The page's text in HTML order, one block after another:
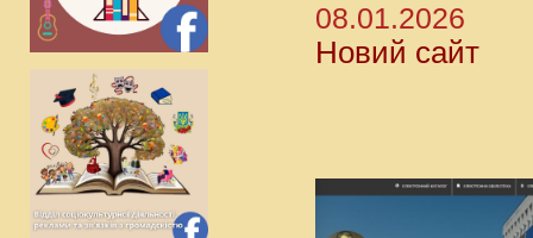
08.01.2026
Новий сайт